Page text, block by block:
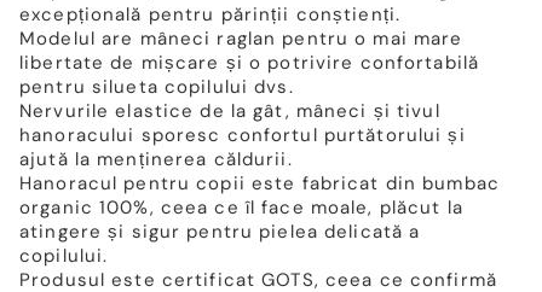
excepțională pentru părinții conștienți.
Modelul are mâneci raglan pentru o mai mare
libertate de mișcare și o potrivire confortabilă
pentru silueta copilului dvs.
Nervurile elastice de la gât, mâneci și tivul
hanoracului sporesc confortul purtătorului și
ajută la menținerea căldurii.
Hanoracul pentru copii este fabricat din bumbac
organic 100%, ceea ce îl face moale, plăcut la
atingere și sigur pentru pielea delicată a
copilului.
Produsul este certificat GOTS, ceea ce confirmă